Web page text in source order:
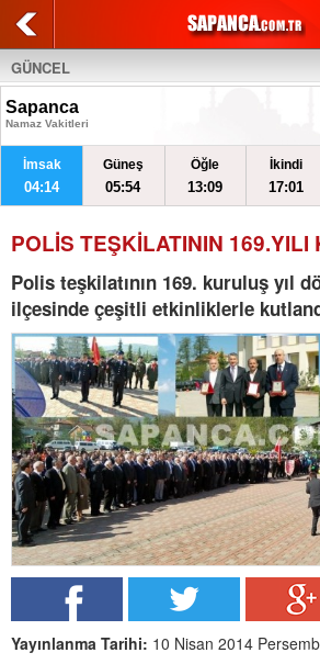
GÜNCEL
Sapanca
Namaz Vakitleri
İmsak
04:14
Güneş
05:54
Öğle
13:09
İkindi
17:01
POLİS TEŞKİLATININ 169.YILI
Polis teşkilatının 169. kuruluş yıl
ilçesinde çeşitli etkinliklerle
Yayınlanma Tarihi: 10 Nisan 2014